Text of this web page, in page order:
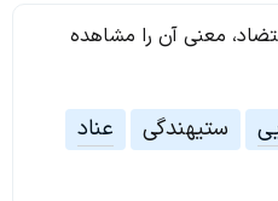
معنی آن را مشاهده
ستیهندگی
عناد